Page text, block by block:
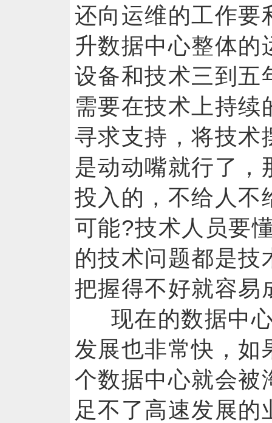
还向运维的工作要
升数据中心整体的
设备和技术三到五
需要在技术上持续
寻求支持，将技术
是动动嘴就行了，
投入的，不给人不
可能?技术人员要
的技术问题都是技
把握得不好就容易
现在的数据中
发展也非常快，如
个数据中心就会被
足不了高速发展的